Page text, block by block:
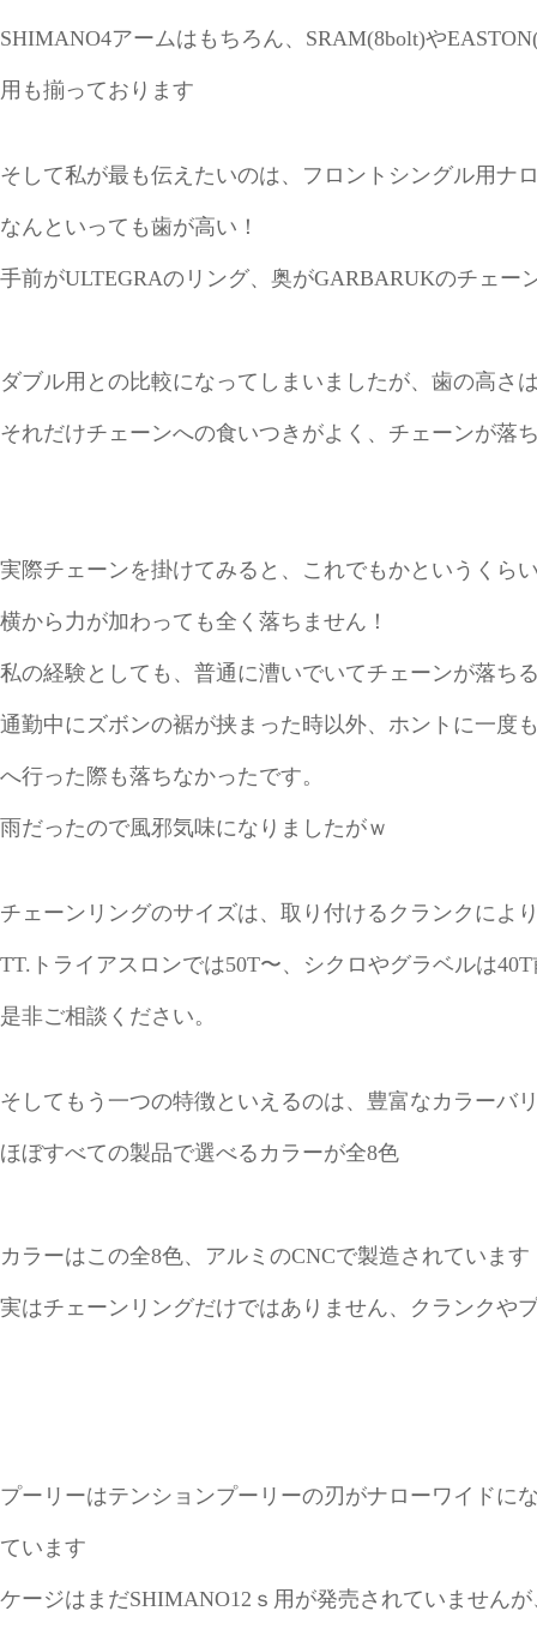
SHIMANO4アームはもちろん、SRAM(8bolt)や
用も揃っております
そして私が最も伝えたいのは、フロントシングル用ナ
なんといっても歯が高い！
手前がULTEGRAのリング、奥がGARBARUKのチェー
ダブル用との比較になってしまいましたが、歯の高さ
それだけチェーンへの食いつきがよく、チェーンが落
実際チェーンを掛けてみると、これでもかというくら
横から力が加わっても全く落ちません！
私の経験としても、普通に漕いでいてチェーンが落ち
通勤中にズボンの裾が挟まった時以外、ホントに一度
へ行った際も落ちなかったです。
雨だったので風邪気味になりましたがｗ
チェーンリングのサイズは、取り付けるクランクによ
TT.トライアスロンでは50T〜、シクロやグラベルは
是非ご相談ください。
そしてもう一つの特徴といえるのは、豊富なカラーバ
ほぼすべての製品で選べるカラーが全8色
カラーはこの全8色、アルミのCNCで製造されています
実はチェーンリングだけではありません、クランクや
プーリーはテンションプーリーの刃がナローワイドに
ています
ケージはまだSHIMANO12ｓ用が発売されていません